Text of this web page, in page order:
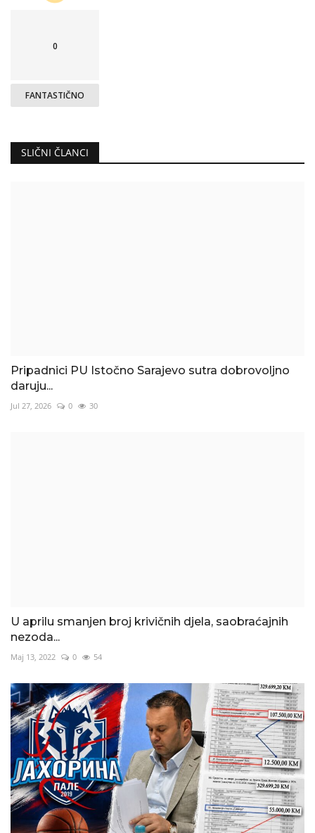
0
FANTASTIČNO
SLIČNI ČLANCI
Pripadnici PU Istočno Sarajevo sutra dobrovoljno
daruju...
Jul 27, 2026 0 30
U aprilu smanjen broj krivičnih djela, saobraćajnih
nezoda...
Maj 13, 2022 0 54